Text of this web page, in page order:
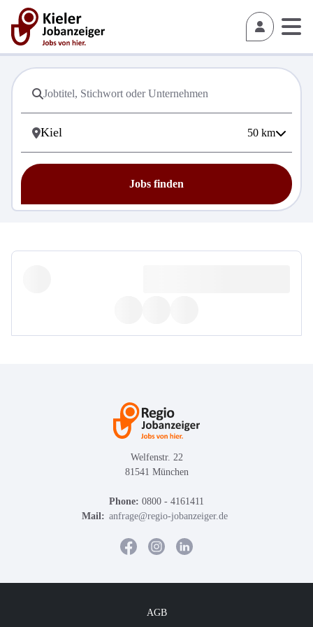
50 km
Jobs finden
Welfenstr. 22
81541 München
Phone: 0800 - 4161411
Mail: anfrage@regio-jobanzeiger.de
AGB